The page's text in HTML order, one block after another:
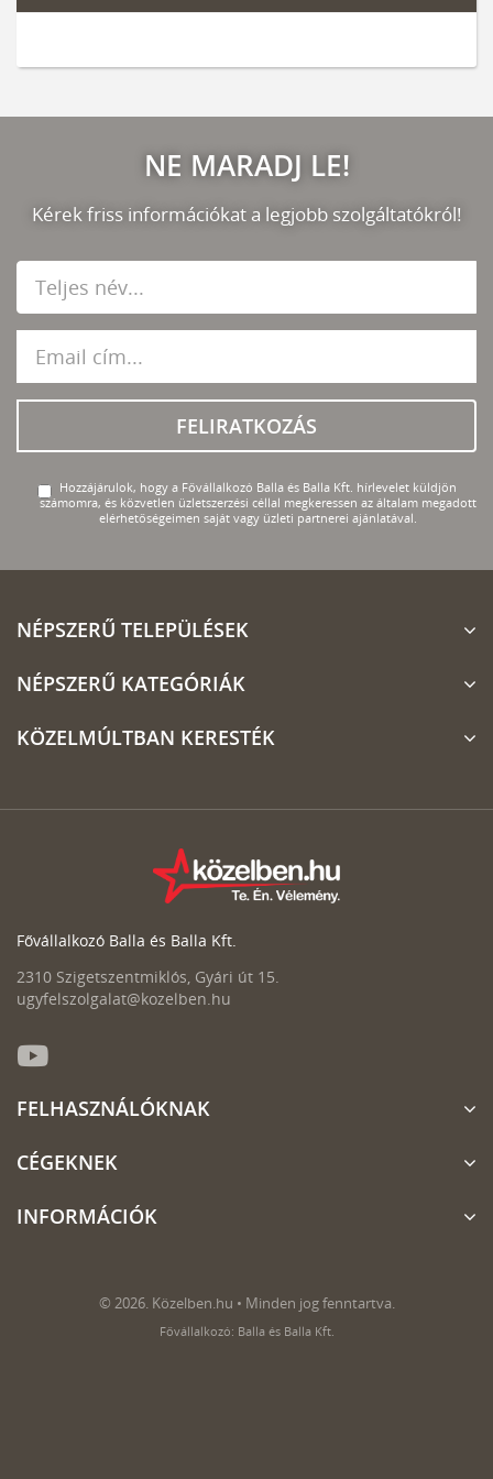
NE MARADJ LE!
Kérek friss információkat a legjobb szolgáltatókról!
FELIRATKOZÁS
Hozzájárulok, hogy a Fővállalkozó Balla és Balla Kft. hírlevelet küldjön
számomra, és közvetlen üzletszerzési céllal megkeressen az általam megadott
elérhetőségeimen saját vagy üzleti partnerei ajánlatával.
NÉPSZERŰ TELEPÜLÉSEK
NÉPSZERŰ KATEGÓRIÁK
KÖZELMÚLTBAN KERESTÉK
Fővállalkozó Balla és Balla Kft.
2310 Szigetszentmiklós, Gyári út 15.
ugyfelszolgalat@kozelben.hu
FELHASZNÁLÓKNAK
CÉGEKNEK
INFORMÁCIÓK
© 2026. Közelben.hu • Minden jog fenntartva.
Fővállalkozó: Balla és Balla Kft.